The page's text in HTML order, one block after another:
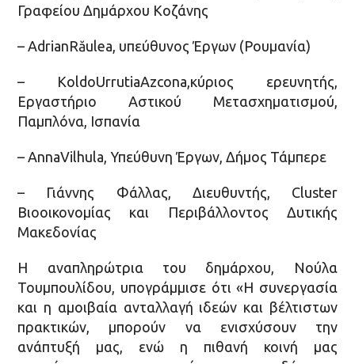
Γραφείου Δημάρχου Κοζάνης
– AdrianRăulea, υπεύθυνος Έργων (Ρουμανία)
– KoldoUrrutiaAzcona,κύριος ερευνητής,
Εργαστήριο Αστικού Μετασχηματισμού,
Παμπλόνα, Ισπανία
– AnnaVilhula, Υπεύθυνη Έργων, Δήμος Τάμπερε
– Γιάννης Φάλλας, Διευθυντής, Cluster
Βιοοικονομίας και Περιβάλλοντος Δυτικής
Μακεδονίας
Η αναπληρώτρια του δημάρχου, Νούλα
Τουμπουλίδου, υπογράμμισε ότι «Η συνεργασία
και η αμοιβαία ανταλλαγή ιδεών και βέλτιστων
πρακτικών, μπορούν να ενισχύσουν την
ανάπτυξή μας, ενώ η πιθανή κοινή μας